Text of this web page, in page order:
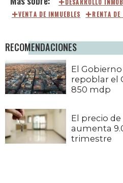
DESARROLLO
VENTA DE INMUEBLES
RENTA DE
RECOMENDACIONES
El
repoblar el
850 mdp
El precio
aumenta
trimestre